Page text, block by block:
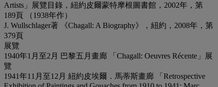
Artists」展覽目錄，紐約皮爾蒙特摩根圖書館，2002年，第
189頁 （1938年作）
J. Wullschlager著 《Chagall: A Biography》，紐約，2008年，第
379頁
展覽
1940年1月至2月 巴黎五月畫廊 「Chagall: Oeuvres Récente」展
覽
1941年11月至12月 紐約皮埃爾．馬蒂斯畫廊 「Retrospective